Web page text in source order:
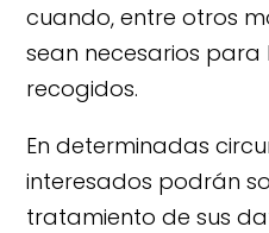
cuando, entre otros
sean necesarios para
recogidos.
En determinadas
interesados podrán
tratamiento de sus